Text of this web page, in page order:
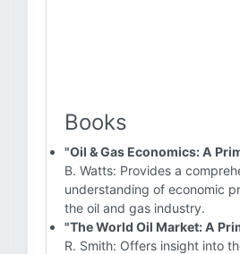
Books
"Oil & Gas Economics: A
B. Watts: Provides a
understanding of economic
the oil and gas industry.
"The World Oil Market: A
R. Smith: Offers insight into